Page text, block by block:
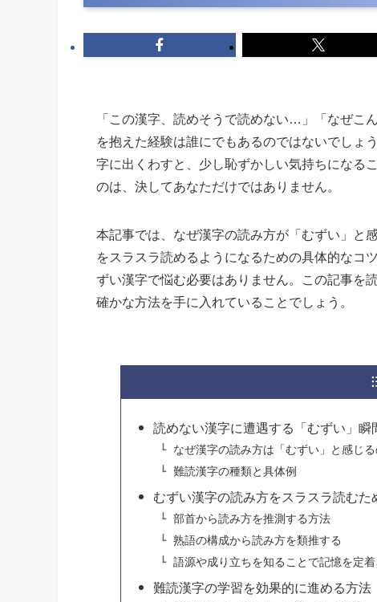
「この漢字、読めそうで読めない…」「なぜこ
を抱えた経験は誰にでもあるのではないでしょ
字に出くわすと、少し恥ずかしい気持ちになる
のは、決してあなただけではありません。
本記事では、なぜ漢字の読み方が「むずい」と
をスラスラ読めるようになるための具体的なコ
ずい漢字で悩む必要はありません。この記事を
確かな方法を手に入れていることでしょう。
読めない漢字に遭遇する「むずい」瞬
なぜ漢字の読み方は「むずい」と感じ
難読漢字の種類と具体例
むずい漢字の読み方をスラスラ読むた
部首から読み方を推測する方法
熟語の構成から読み方を類推する
語源や成り立ちを知ることで記憶を定着
難読漢字の学習を効果的に進める方法